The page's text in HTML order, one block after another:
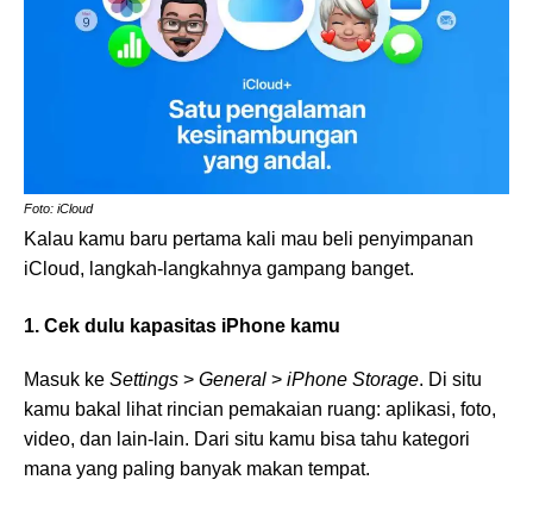
Foto: iCloud
Kalau kamu baru pertama kali mau beli penyimpanan
iCloud, langkah-langkahnya gampang banget.
1. Cek dulu kapasitas iPhone kamu
Masuk ke Settings > General > iPhone Storage. Di situ
kamu bakal lihat rincian pemakaian ruang: aplikasi, foto,
video, dan lain-lain. Dari situ kamu bisa tahu kategori
mana yang paling banyak makan tempat.